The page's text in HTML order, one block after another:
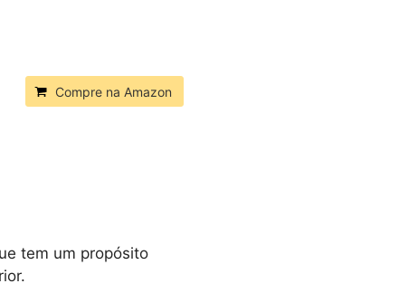
Compre na Amazon
tem um propósito